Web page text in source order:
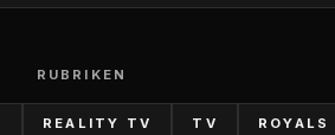
RUBRIKEN
REALITY TV TV ROYALS